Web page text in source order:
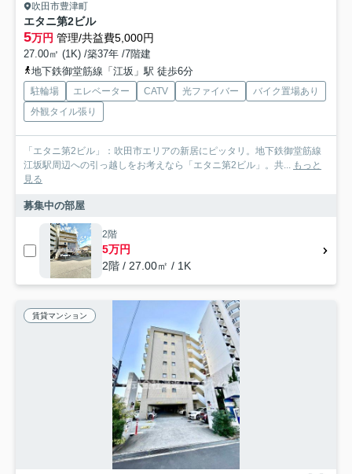
吹田市豊津町
エタニ第2ビル
5万円 管理/共益費5,000円
27.00㎡ (1K) /築37年 /7階建
地下鉄御堂筋線「江坂」駅 徒歩6分
駐輪場 エレベーター CATV 光ファイバー
バイク置場あり
外観タイル張り
「エタニ第2ビル」：吹田市エリアの新居にピッタリ。地下鉄御堂筋線
江坂駅周辺への引っ越しをお考えなら「エタニ第2ビル」。共... もっと
見る
募集中の部屋
2階
5万円
2階 / 27.00㎡ / 1K
賃貸マンション